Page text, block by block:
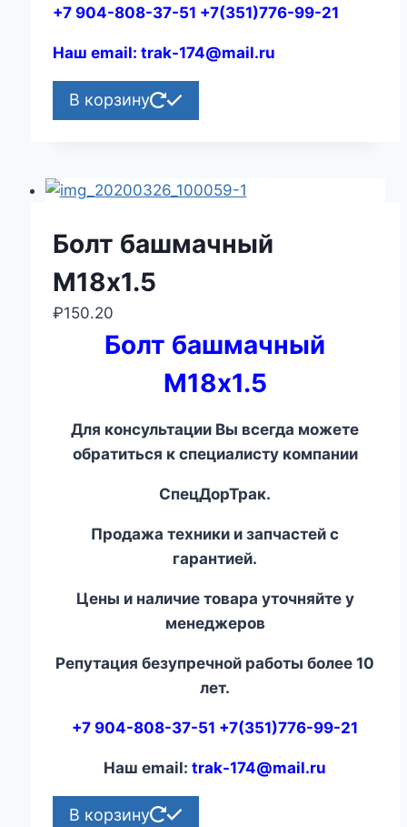
+7 904-808-37-51 +7(351)776-99-21
Наш email: trak-174@mail.ru
В корзину
Болт башмачный
М18х1.5
₽150.20
Болт башмачный
М18х1.5
Для консультации Вы всегда можете
обратиться к специалисту компании
СпецДорТрак.
Продажа техники и запчастей с
гарантией.
Цены и наличие товара уточняйте у
менеджеров
Репутация безупречной работы более 10
лет.
+7 904-808-37-51 +7(351)776-99-21
Наш email:trak-174@mail.ru
В корзину